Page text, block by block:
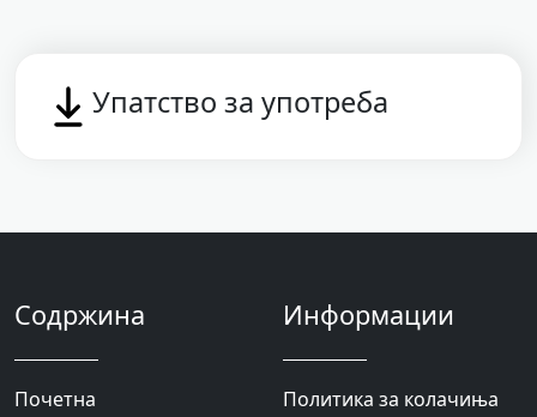
Упатство за употреба
Содржина
Почетна
Информации
Политика за колачиња